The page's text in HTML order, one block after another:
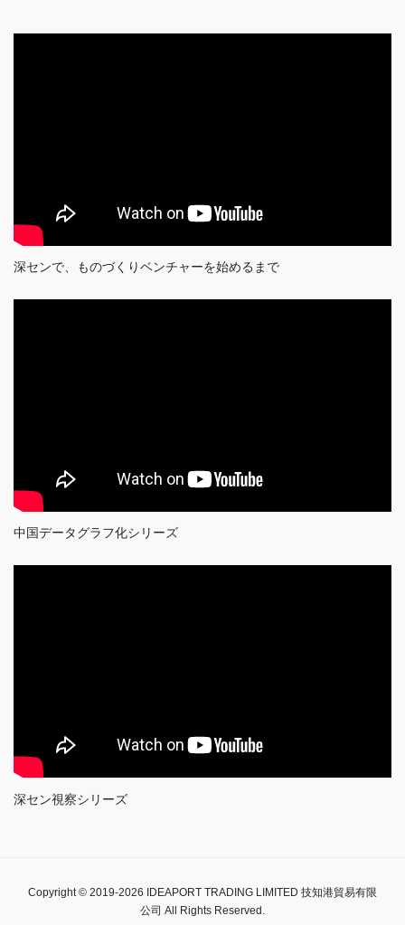
深センで、ものづくりベンチャーを始めるまで
中国データグラフ化シリーズ
深セン視察シリーズ
Copyright © 2019-2026 IDEAPORT TRADING LIMITED 技知港貿易有限
公司 All Rights Reserved.